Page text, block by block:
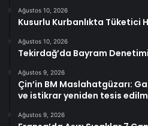
Ağustos 10, 2026
Kusurlu Kurbanlıkta Tüketici
Ağustos 10, 2026
Tekirdağ’da Bayram Denetimi
Ağustos 9, 2026
Çin’in BM Maslahatgüzarı:
ve istikrar yeniden tesis
Ağustos 9, 2026